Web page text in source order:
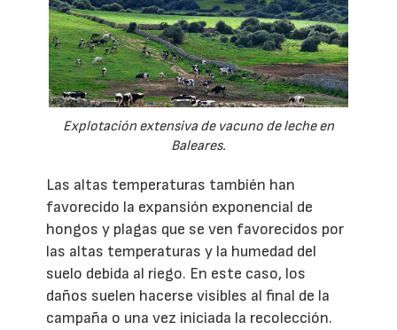
Explotación extensiva de vacuno de leche en
Baleares.
Las altas temperaturas también han
favorecido la expansión exponencial de
hongos y plagas que se ven favorecidos por
las altas temperaturas y la humedad del
suelo debida al riego. En este caso, los
daños suelen hacerse visibles al final de la
campaña o una vez iniciada la recolección.